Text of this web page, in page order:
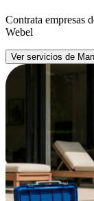
Contrata empresas
Webel
Ver servicios de